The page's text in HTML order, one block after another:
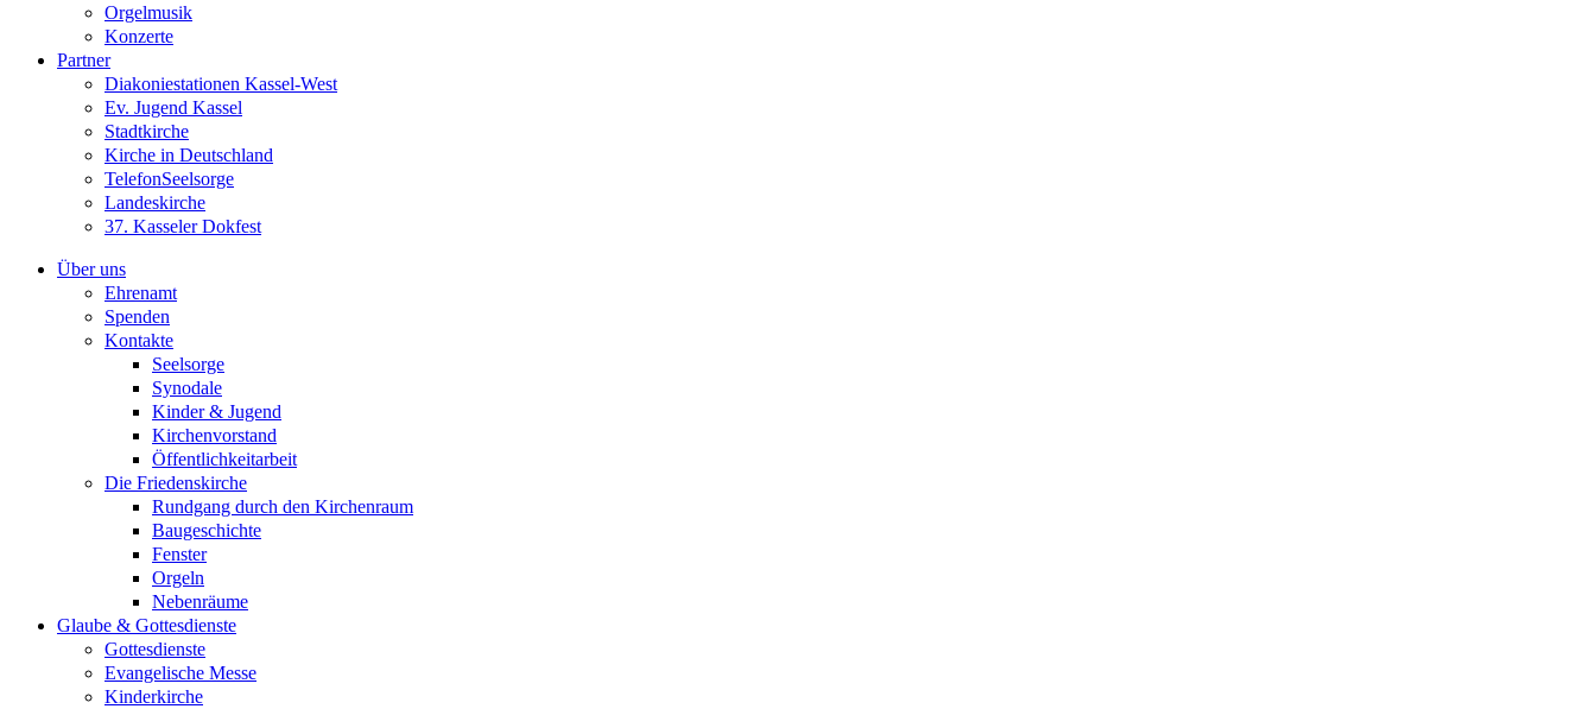
Orgelmusik
Konzerte
Partner
Diakoniestationen Kassel-West
Ev. Jugend Kassel
Stadtkirche
Kirche in Deutschland
TelefonSeelsorge
Landeskirche
37. Kasseler Dokfest
Über uns
Ehrenamt
Spenden
Kontakte
Seelsorge
Synodale
Kinder & Jugend
Kirchenvorstand
Öffentlichkeitarbeit
Die Friedenskirche
Rundgang durch den Kirchenraum
Baugeschichte
Fenster
Orgeln
Nebenräume
Glaube & Gottesdienste
Gottesdienste
Evangelische Messe
Kinderkirche